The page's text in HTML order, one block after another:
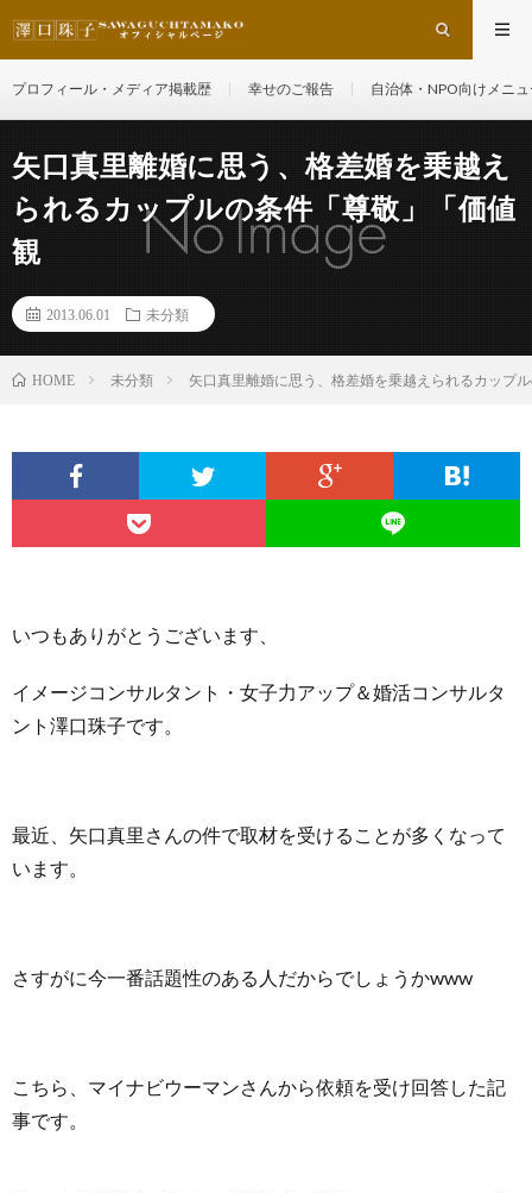
プロフィール・メディア掲載歴 幸せのご報告 自治体・NPO向けメニ
矢口真里離婚に思う、格差婚を乗越え
られるカップルの条件「尊敬」「価値
観
2013.06.01 未分類
HOME 未分類 矢口真里離婚に思う、格差婚を乗越えられるカップ
いつもありがとうございます、
イメージコンサルタント・女子力アップ＆婚活コンサルタ
ント澤口珠子です。
最近、矢口真里さんの件で取材を受けることが多くなって
います。
さすがに今一番話題性のある人だからでしょうかwww
こちら、マイナビウーマンさんから依頼を受け回答した記
事です。